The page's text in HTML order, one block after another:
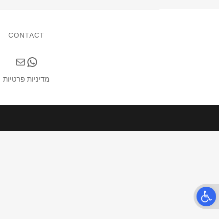
CONTACT
MailWhatsApp
מדיניות פרטיות
Open